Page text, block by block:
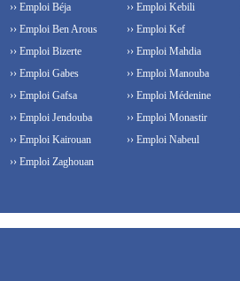
›› Emploi Béja
›› Emploi Ben Arous
›› Emploi Bizerte
›› Emploi Gabes
›› Emploi Gafsa
›› Emploi Jendouba
›› Emploi Kairouan
›› Emploi Kebili
›› Emploi Kef
›› Emploi Mahdia
›› Emploi Manouba
›› Emploi Médenine
›› Emploi Monastir
›› Emploi Nabeul
›› Emploi Zaghouan